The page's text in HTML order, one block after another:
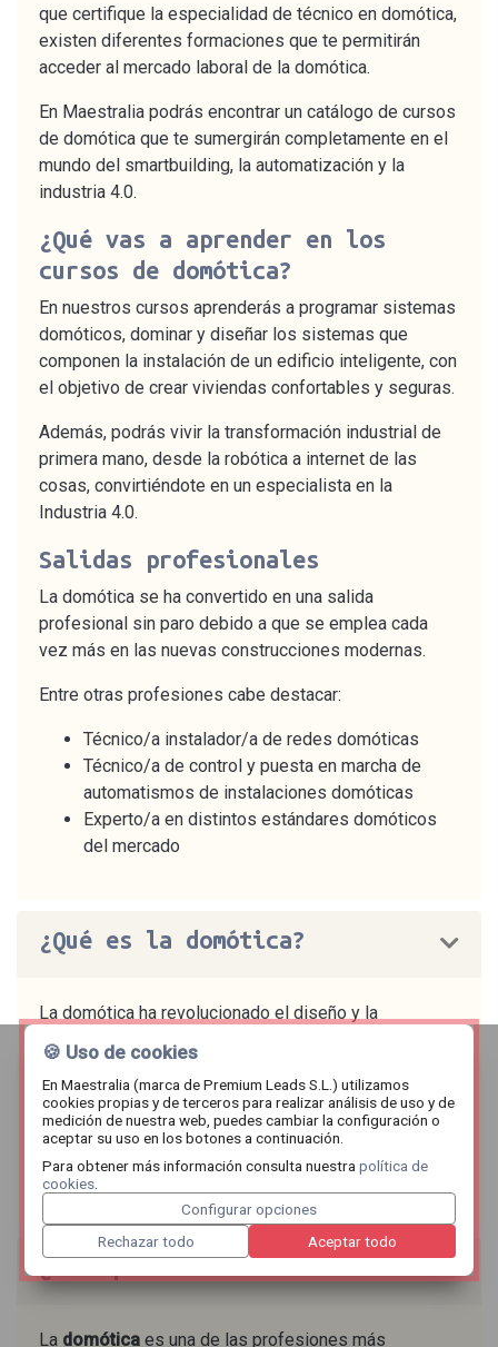
que certifique la especialidad de técnico en domótica,
existen diferentes formaciones que te permitirán
acceder al mercado laboral de la domótica.
En Maestralia podrás encontrar un catálogo de cursos
de domótica que te sumergirán completamente en el
mundo del smartbuilding, la automatización y la
industria 4.0.
¿Qué vas a aprender en los
cursos de domótica?
En nuestros cursos aprenderás a programar sistemas
domóticos, dominar y diseñar los sistemas que
componen la instalación de un edificio inteligente, con
el objetivo de crear viviendas confortables y seguras.
Además, podrás vivir la transformación industrial de
primera mano, desde la robótica a internet de las
cosas, convirtiéndote en un especialista en la
Industria 4.0.
Salidas profesionales
La domótica se ha convertido en una salida
profesional sin paro debido a que se emplea cada
vez más en las nuevas construcciones modernas.
Entre otras profesiones cabe destacar:
Técnico/a instalador/a de redes domóticas
Técnico/a de control y puesta en marcha de
automatismos de instalaciones domóticas
Experto/a en distintos estándares domóticos
del mercado
¿Qué es la domótica?
La domótica ha revolucionado el diseño y la
construcción de edificios y viviendas inteligentes
Se trata de un sistema de tecnologías que se aplican
para la automatización y control de los servicios de
un edificio. Es decir, permite a los usuarios optimizar
el uso de energía, aportar mayor seguridad, confort y
una comunicación con el sistema.
¿Por qué estudiar domótica?
La domótica es una de las profesiones más
🍪 Uso de cookies
En Maestralia (marca de Premium Leads S.L.) utilizamos
cookies propias y de terceros para realizar análisis de uso y de
medición de nuestra web, puedes cambiar la configuración o
aceptar su uso en los botones a continuación.
Para obtener más información consulta nuestrapolítica de
cookies
Configurar opciones
Rechazar todo
Aceptar todo